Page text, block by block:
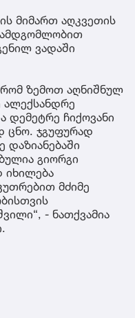
მიმართ აღკვეთის
ვადაში
რომ ზემოთ აღნიშნულ
ალექსანდრე
დემეტრე ჩიქოვანი
ცნო. ჯგუფურად
დაზიანებაში
გიორგი
იხილება
მძიმე
- ნათქვამია